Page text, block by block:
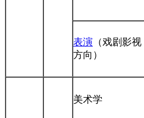
表演 （戏剧影视
方向）
美术学